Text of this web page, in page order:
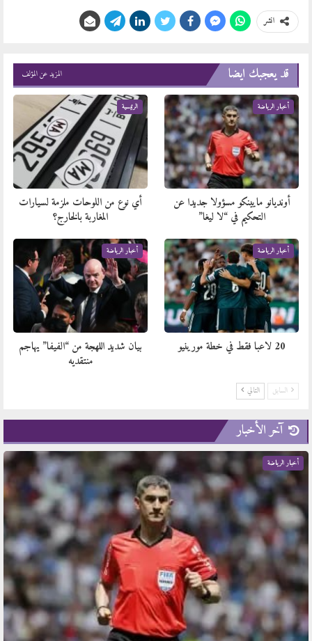
انشر
قد يعجبك ايضا المزيد عن المؤلف
أخبار الرياضة
أونديانو مايينكو مسؤولا جديدا عن
التحكيم في “لا ليغا”
الرئيسية
أي نوع من اللوحات ملزمة لسيارات
المغاربة بالخارج؟
أخبار الرياضة
20 لاعبا فقط في خطة مورينيو
أخبار الرياضة
بيان شديد اللهجة من “الفيفا” يهاجم
منتقديه
السابق التالي
آخر الأخبار
أخبار الرياضة